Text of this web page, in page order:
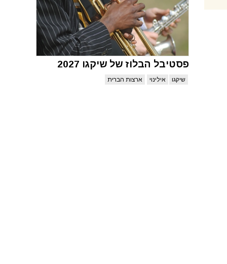
פסטיבל הבלוז של שיקגו 2027
שיקגו אילינוי ארצות הברית